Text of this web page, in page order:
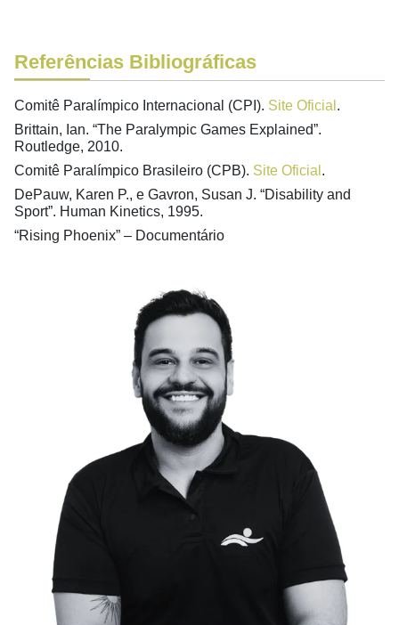
Referências Bibliográficas
Comitê Paralímpico Internacional (CPI). Site Oficial .
Brittain, Ian. “The Paralympic Games Explained”.
Routledge, 2010.
Comitê Paralímpico Brasileiro (CPB). Site Oficial .
DePauw, Karen P., e Gavron, Susan J. “Disability and
Sport”. Human Kinetics, 1995.
“Rising Phoenix” – Documentário